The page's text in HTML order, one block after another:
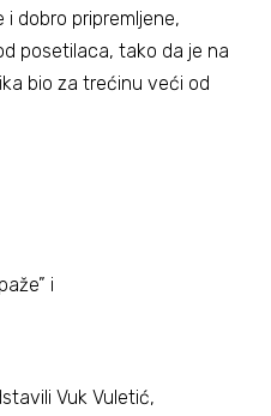
i dobro pripremljene,
posetilaca, tako da je na
bio za trećinu veći od
i
Vuk Vuletić,